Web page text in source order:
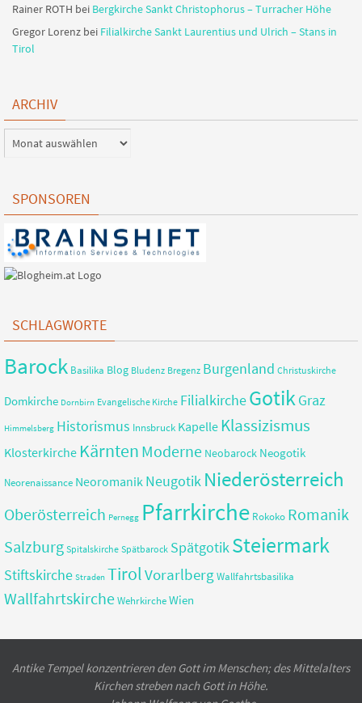
Rainer ROTH bei Bergkirche Sankt Christophorus – Turracher Höhe
Gregor Lorenz bei Filialkirche Sankt Laurentius und Ulrich – Stans in
Tirol
ARCHIV
SPONSOREN
SCHLAGWORTE
Barock Basilika Blog Bludenz Bregenz Burgenland Christuskirche
Domkirche Dornbirn Evangelische Kirche FilialkircheGotikGraz
Himmelsberg Historismus Innsbruck Kapelle Klassizismus
Klosterkirche KärntenModerne Neobarock Neogotik
Neorenaissance Neoromanik Neugotik Niederösterreich
Oberösterreich Pernegg Pfarrkirche Rokoko Romanik
Salzburg Spitalskirche Spätbarock SpätgotikSteiermark
Stiftskirche Straden TirolVorarlbergWallfahrtsbasilika
WallfahrtskircheWehrkircheWien
Antike Tempel konzentrieren den Gott im Menschen; des Mittelalters
Kirchen streben nach Gott in Höhe.